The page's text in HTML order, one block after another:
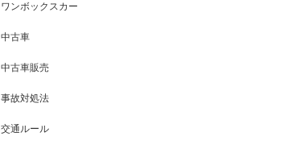
ワンボックスカー
中古車
中古車販売
事故対処法
交通ルール